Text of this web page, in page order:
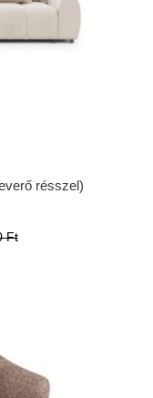
résszel)
Ft